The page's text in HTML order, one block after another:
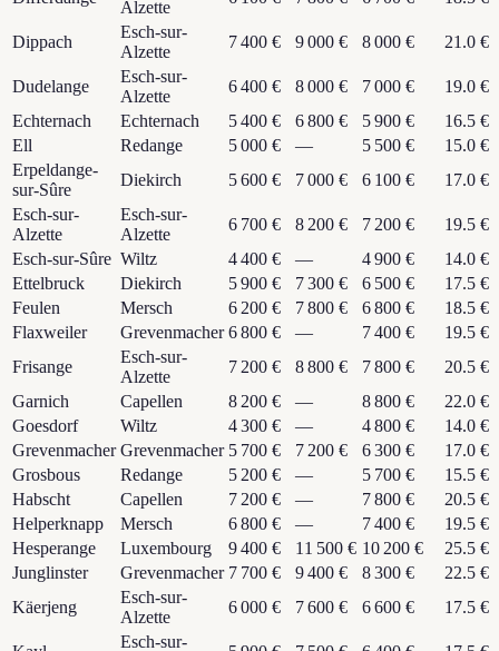
Alzette
Dippach
Esch-sur-
Alzette
7 400 € 9 000 € 8 000 € 21.0 €
Dudelange
Esch-sur-
Alzette
6 400 € 8 000 € 7 000 €
19.0 €
Echternach
Echternach 5 400 € 6 800 € 5 900 €
16.5 €
Ell
Redange 5 000 € — 5 500 €
15.0 €
Erpeldange-
sur-Sûre
Diekirch 5 600 € 7 000 € 6 100 €
17.0 €
Esch-sur-
Alzette
Esch-sur-
Alzette
6 700 € 8 200 € 7 200 €
19.5 €
Esch-sur-Sûre Wiltz 4 400 € — 4 900 €
14.0 €
Ettelbruck
Diekirch 5 900 € 7 300 € 6 500 €
17.5 €
Feulen
Mersch 6 200 € 7 800 € 6 800 €
18.5 €
Flaxweiler
Grevenmacher 6 800 € — 7 400 €
19.5 €
Frisange
Esch-sur-
Alzette
7 200 € 8 800 € 7 800 €
20.5 €
Garnich
Capellen 8 200 € — 8 800 €
22.0 €
Goesdorf
Wiltz 4 300 € — 4 800 €
14.0 €
Grevenmacher Grevenmacher 5 700 € 7 200 € 6 300 €
17.0 €
Grosbous
Redange 5 200 € — 5 700 €
15.5 €
Habscht
Capellen 7 200 € — 7 800 €
20.5 €
Helperknapp
Mersch 6 800 € — 7 400 €
19.5 €
Hesperange
Luxembourg 9 400 € 11 500 € 10 200 €
25.5 €
Junglinster
Grevenmacher 7 700 € 9 400 € 8 300 €
22.5 €
Käerjeng
Esch-sur-
Alzette
6 000 € 7 600 € 6 600 € 17.5 €
Esch-sur-